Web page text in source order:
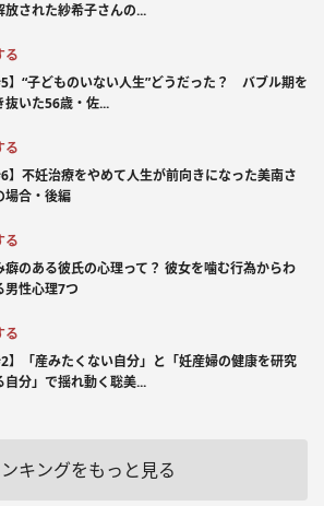
放された紗希子さんの...
る
】“子どものいない人生”どうだった？ バブル期を
抜いた56歳・佐...
る
】不妊治療をやめて人生が前向きになった美南さ
場合・後編
る
癖のある彼氏の心理って？ 彼女を噛む行為からわ
男性心理7つ
る
】「産みたくない自分」と「妊産婦の健康を研究
自分」で揺れ動く聡美...
キングをもっと見る